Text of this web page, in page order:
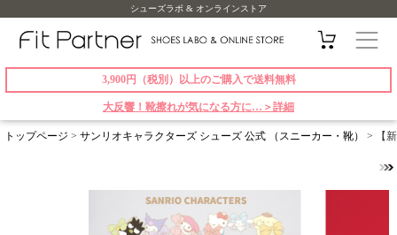
シューズラボ & オンラインストア
3,900円（税別）以上のご購入で送料無料
大反響！靴擦れが気になる方に…＞詳細
トップページ > サンリオキャラクターズ シューズ 公式 （スニーカー・靴） > 【